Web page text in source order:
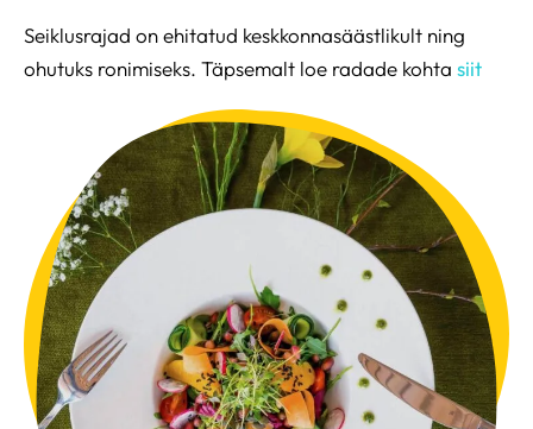
Seiklusrajad on ehitatud keskkonnasäästlikult ning
ohutuks ronimiseks. Täpsemalt loe radade kohta siit